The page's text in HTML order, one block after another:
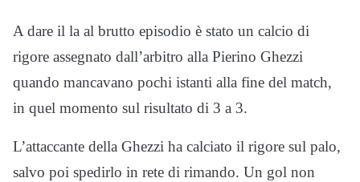
A dare il la al brutto episodio è stato un calcio di
rigore assegnato dall’arbitro alla Pierino Ghezzi
quando mancavano pochi istanti alla fine del match,
in quel momento sul risultato di 3 a 3.
L’attaccante della Ghezzi ha calciato il rigore sul palo,
salvo poi spedirlo in rete di rimando. Un gol non